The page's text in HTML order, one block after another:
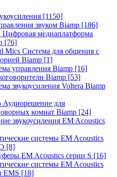
[1150]
звуком Biamp [186]
Цифровая медиаплатформа
[76]
Mics Система для общения с
Biamp [1]
управления Biamp [16]
Biamp [53]
звукоусиления Voltera Biamp
Аудиорешение для
комнат Biamp [24]
звукоусиления EM Acoustics
системы EM Acoustics
[8]
EM Acoustics серии S [16]
системы EM Acoustics
EMS [18]